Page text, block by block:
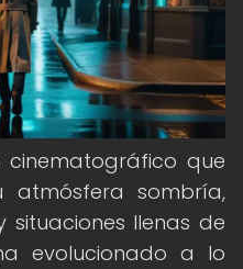
cinematográfico que
sombría,
situaciones llenas de
evolucionado a lo